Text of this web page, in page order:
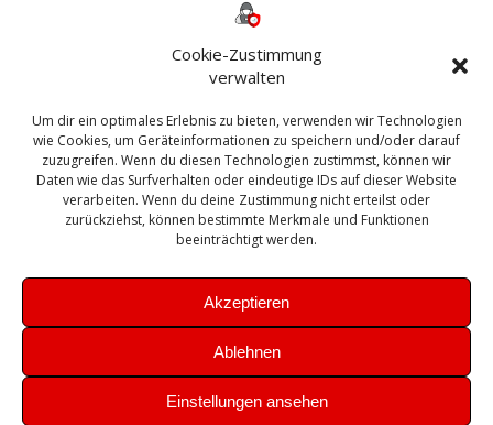
Cookie-Zustimmung
verwalten
Um dir ein optimales Erlebnis zu bieten, verwenden wir Technologien
wie Cookies, um Geräteinformationen zu speichern und/oder darauf
zuzugreifen. Wenn du diesen Technologien zustimmst, können wir
Daten wie das Surfverhalten oder eindeutige IDs auf dieser Website
verarbeiten. Wenn du deine Zustimmung nicht erteilst oder
zurückziehst, können bestimmte Merkmale und Funktionen
beeinträchtigt werden.
Akzeptieren
Ablehnen
Einstellungen ansehen
Bautagebuch
Exchange firewall Fritzbox
Microsoft
Sanierung SBS Security Server Sicherheit
Sicherung SIEM Sophos SSL Ubuntu
Update Upgrade UTM VCenter VCSA Veeam
VMWare VPN WAZUH Windows
Zertifikat
Theme